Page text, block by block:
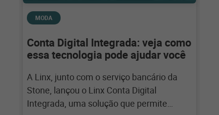
MODA
Conta Digital Integrada: veja como
essa tecnologia pode ajudar você
A Linx, junto com o serviço bancário da
Stone, lançou o Linx Conta Digital
Integrada, uma solução que permite